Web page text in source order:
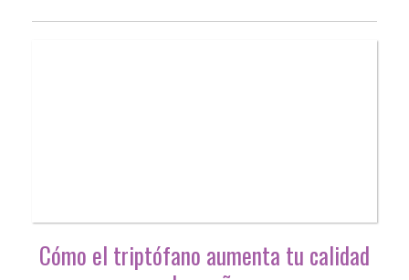
Cómo el triptófano aumenta tu calidad